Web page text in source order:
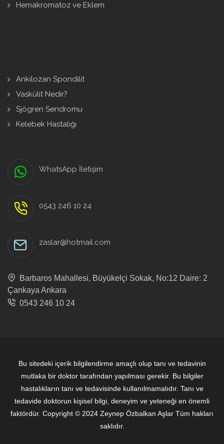
Hemakromatoz ve Eklem
Ankilozan Spondilit
Vaskülit Nedir?
Sjögren Sendromu
Kelebek Hastalığı
WhatsApp İletişim
0543 246 10 24
zaslar@hotmail.com
Barbaros Mahallesi, Büyükelçi Sokak, No:12 Daire: 2
Çankaya Ankara
0543 246 10 24
Bu sitedeki içerik bilgilendirme amaçlı olup tanı ve tedavinin
mutlaka bir doktor tarafından yapılması gerekir. Bu bilgiler
hastalıkların tanı ve tedavisinde kullanılmamalıdır. Tanı ve
tedavide doktorun kişisel bilgi, deneyim ve yeteneği en önemli
faktördür. Copyright © 2024 Zeynep Özbalkan Aşlar Tüm hakları
saklıdır.